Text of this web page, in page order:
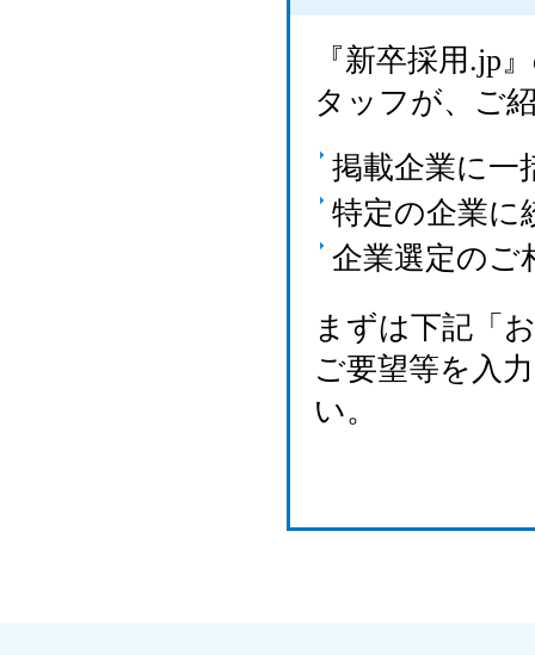
『新卒採用.jp
タッフが、ご
掲載企業に一
特定の企業に
企業選定のご
まずは下記「
ご要望等を入
い。